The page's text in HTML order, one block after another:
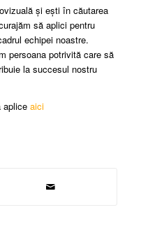
și ești în căutarea
să aplici pentru
echipei noastre.
persoana potrivită care să
la succesul nostru
aplice aici